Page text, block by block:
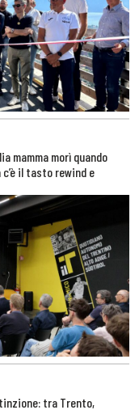
mamma morì quando
il tasto rewind e
tra Trento,